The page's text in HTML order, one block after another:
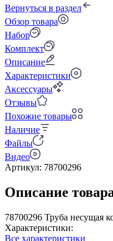
Вернуться в раздел
Обзор товара
Набор
Комплект
Описание
Характеристики
Аксессуары
Отзывы
Похожие товары
Наличие
Файлы
Видео
Артикул: 78700296
Описание
78700296 Труба несущая
Характеристики:
Все характеристики